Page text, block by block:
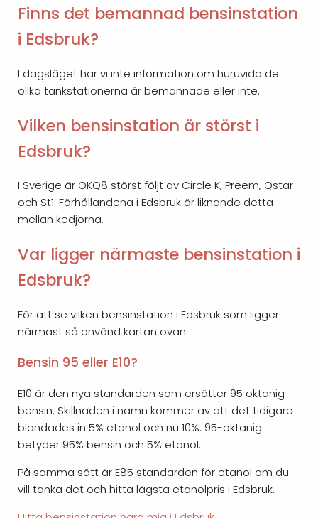
Finns det bemannad bensinstation
i Edsbruk?
I dagsläget har vi inte information om huruvida de
olika tankstationerna är bemannade eller inte.
Vilken bensinstation är störst i
Edsbruk?
I Sverige är OKQ8 störst följt av Circle K, Preem, Qstar
och St1. Förhållandena i Edsbruk är liknande detta
mellan kedjorna.
Var ligger närmaste bensinstation i
Edsbruk?
För att se vilken bensinstation i Edsbruk som ligger
närmast så använd kartan ovan.
Bensin 95 eller E10?
E10 är den nya standarden som ersätter 95 oktanig
bensin. Skillnaden i namn kommer av att det tidigare
blandades in 5% etanol och nu 10%. 95-oktanig
betyder 95% bensin och 5% etanol.
På samma sätt är E85 standarden för etanol om du
vill tanka det och hitta lägsta etanolpris i Edsbruk.